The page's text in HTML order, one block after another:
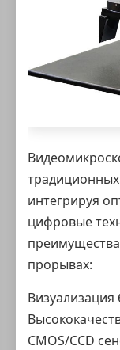
интегрируя
цифровые
прорывах:
Визуализация
CMOS/CCD